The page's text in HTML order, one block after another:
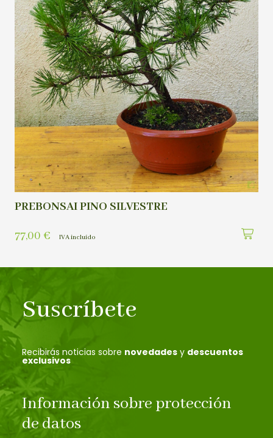
PREBONSAI PINO SILVESTRE
77,00 € IVA incluído
Suscríbete
Recibirás noticias sobre novedades y descuentos
exclusivos
Información sobre protección
de datos